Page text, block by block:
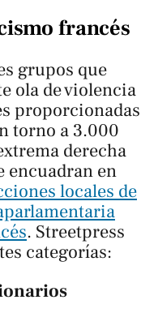
francés
grupos que
ola de violencia
proporcionadas
torno a 3.000
derecha
encuadran en
locales de
. Streetpress
categorías: